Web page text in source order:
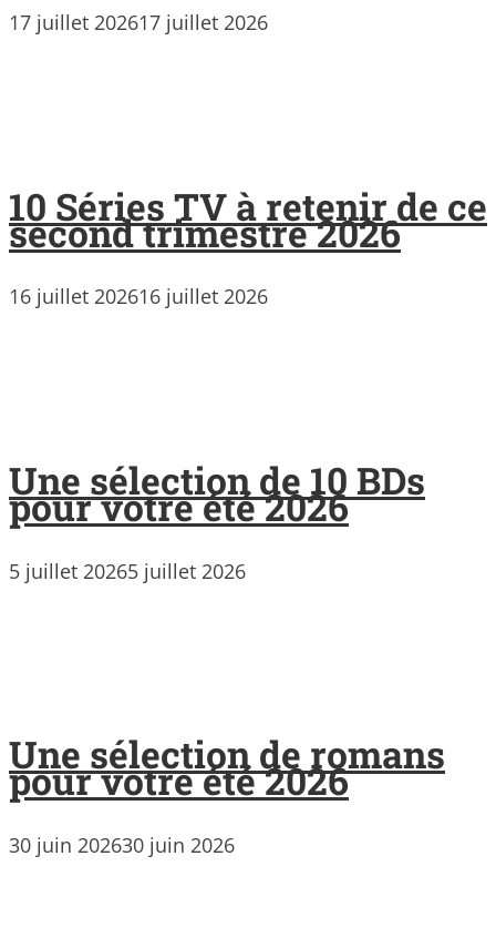
17 juillet 202617 juillet 2026
10 Séries TV à retenir de ce
second trimestre 2026
16 juillet 202616 juillet 2026
Une sélection de 10 BDs
pour votre été 2026
5 juillet 20265 juillet 2026
Une sélection de romans
pour votre été 2026
30 juin 202630 juin 2026